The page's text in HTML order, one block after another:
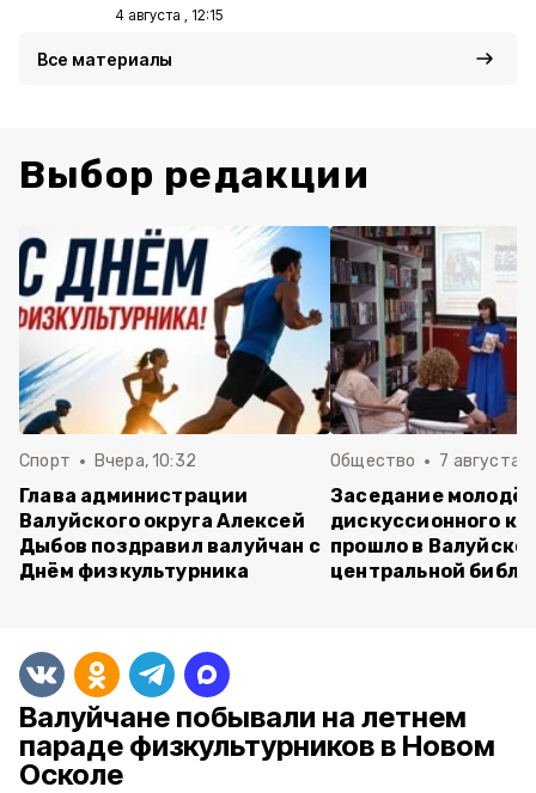
4 августа , 12:15
Все материалы
Выбор редакции
Спорт Вчера, 10:32
Глава администрации
Валуйского округа Алексей
Дыбов поздравил валуйчан с
Днём физкультурника
Общество 7 августа ,
Заседание
дискуссионного
прошло в
центральной
Валуйчане побывали на летнем
параде физкультурников в Новом
Осколе